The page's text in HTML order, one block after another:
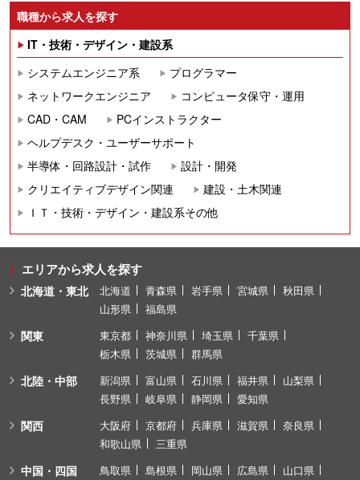
職種から求人を探す
IT・技術・デザイン・建設系
システムエンジニア系
プログラマー
ネットワークエンジニア
コンピュータ保守・運用
CAD・CAM
PCインストラクター
ヘルプデスク・ユーザーサポート
半導体・回路設計・試作
設計・開発
クリエイティブデザイン関連
建設・土木関連
ＩＴ・技術・デザイン・建設系その他
エリアから求人を探す
北海道・東北 北海道 青森県 岩手県 宮城県
秋田県
山形県
福島県
関東 東京都 神奈川県 埼玉県
千葉県
栃木県
茨城県 群馬県
北陸・中部 新潟県 富山県 石川県 福井県
山梨県
長野県
岐阜県 静岡県 愛知県
関西 大阪府 京都府 兵庫県 滋賀県
奈良県
和歌山県
三重県
中国・四国 鳥取県 島根県 岡山県 広島県
山口県